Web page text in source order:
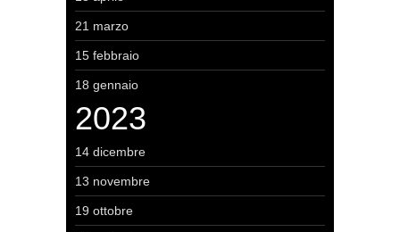
21 marzo
15 febbraio
18 gennaio
2023
14 dicembre
13 novembre
19 ottobre